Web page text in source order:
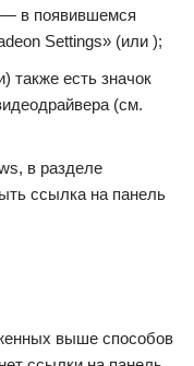
— в появившемся
Settings» (или );
также есть значок
(см.
в разделе
ссылка на панель
выше способов